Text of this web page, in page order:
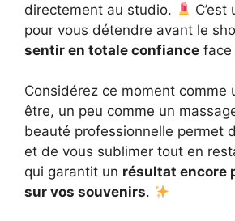
directement au studio.
C’est
pour vous détendre avant le
sentir en totale confiance face
Considérez ce moment comme
être, un peu comme un
beauté professionnelle permet
et de vous sublimer tout en
qui garantit un résultat encore
sur vos souvenirs.